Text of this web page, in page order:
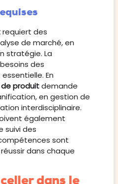
requiert des
de marché, en
stratégie. La
des
En
produitdemande
en gestion de
interdisciplinaire.
également
suivi des
sont
dans chaque
dans le